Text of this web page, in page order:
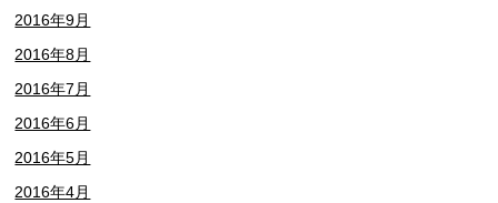
2016年9月
2016年8月
2016年7月
2016年6月
2016年5月
2016年4月